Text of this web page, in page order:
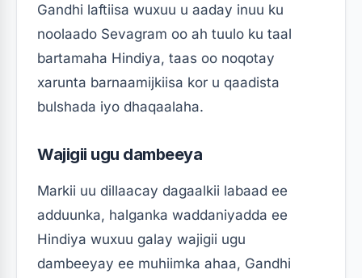
Gandhi laftiisa wuxuu u aaday inuu ku
noolaado Sevagram oo ah tuulo ku taal
bartamaha Hindiya, taas oo noqotay
xarunta barnaamijkiisa kor u qaadista
bulshada iyo dhaqaalaha.
Wajigii ugu dambeeya
Markii uu dillaacay dagaalkii labaad ee
adduunka, halganka waddaniyadda ee
Hindiya wuxuu galay wajigii ugu
dambeeyay ee muhiimka ahaa, Gandhi